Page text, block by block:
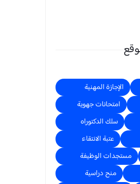
الإجازة المهنية
امتحانات جهوية
سلك الدكتوراه
عتبة الانتقاء
مستجدات الوظيفة
منح دراسية